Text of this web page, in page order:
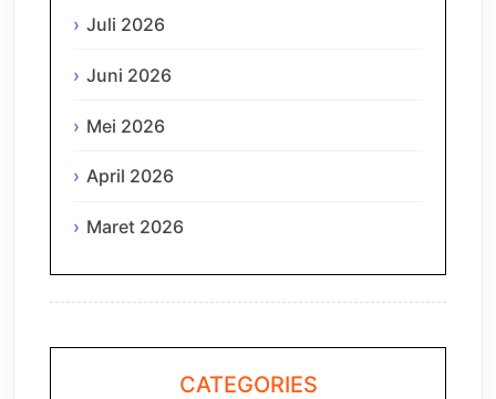
Juli 2026
Juni 2026
Mei 2026
April 2026
Maret 2026
CATEGORIES